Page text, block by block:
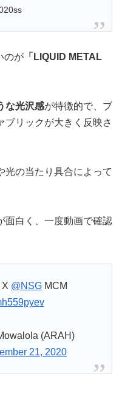
のが 「LIQUID METAL
な光沢感が特徴的で、ブ
ブリックが大きく反映さ
の当たり具合によって
白く、一度動画で確認
@NSG MCM
(ARAH)
21, 2020